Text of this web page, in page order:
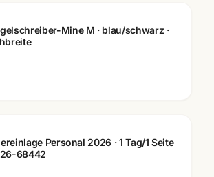
Mine M · blau/schwarz ·
Personal 2026 · 1 Tag/1 Seite
68442